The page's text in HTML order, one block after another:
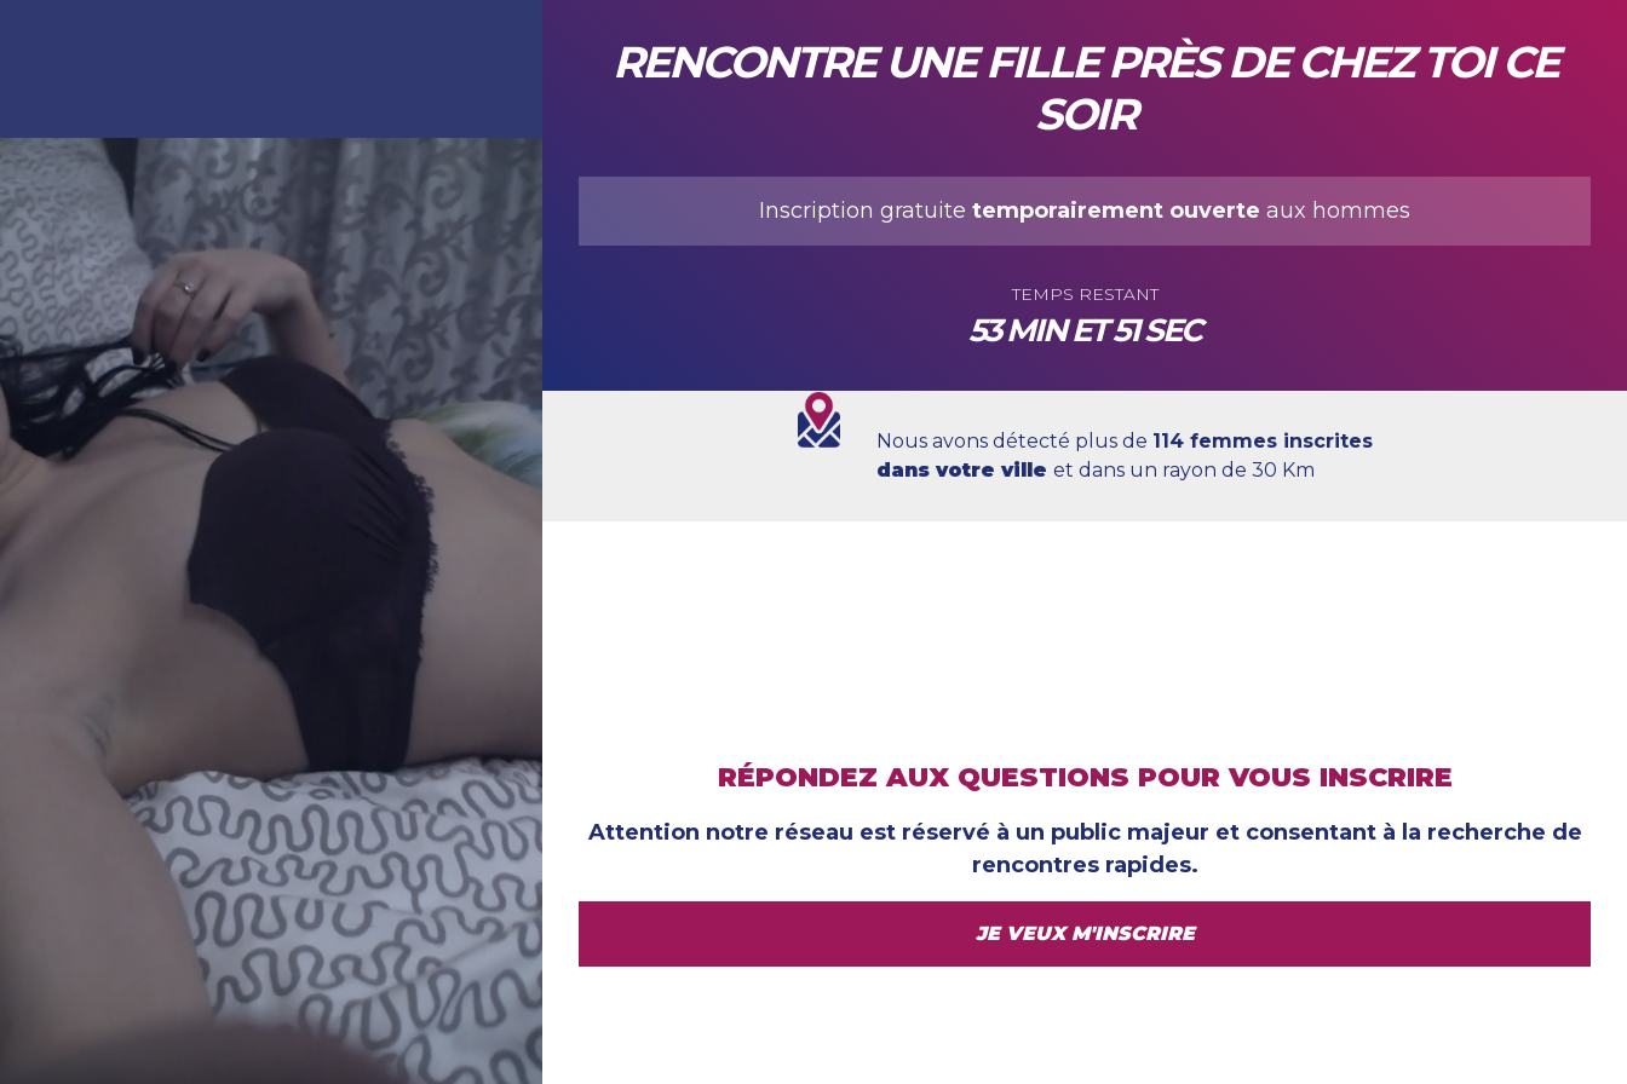
RENCONTRE UNE FILLE PRÈS DE CHEZ TOI CE
SOIR
Inscription gratuite temporairement ouverte aux hommes
TEMPS RESTANT
53 MIN ET 51 SEC
Nous avons détecté plus de 114 femmes inscrites
dans votre ville et dans un rayon de 30 Km
RÉPONDEZ AUX QUESTIONS POUR VOUS INSCRIRE
Attention notre réseau est réservé à un public majeur et consentant à la recherche de
rencontres rapides.
JE VEUX M'INSCRIRE